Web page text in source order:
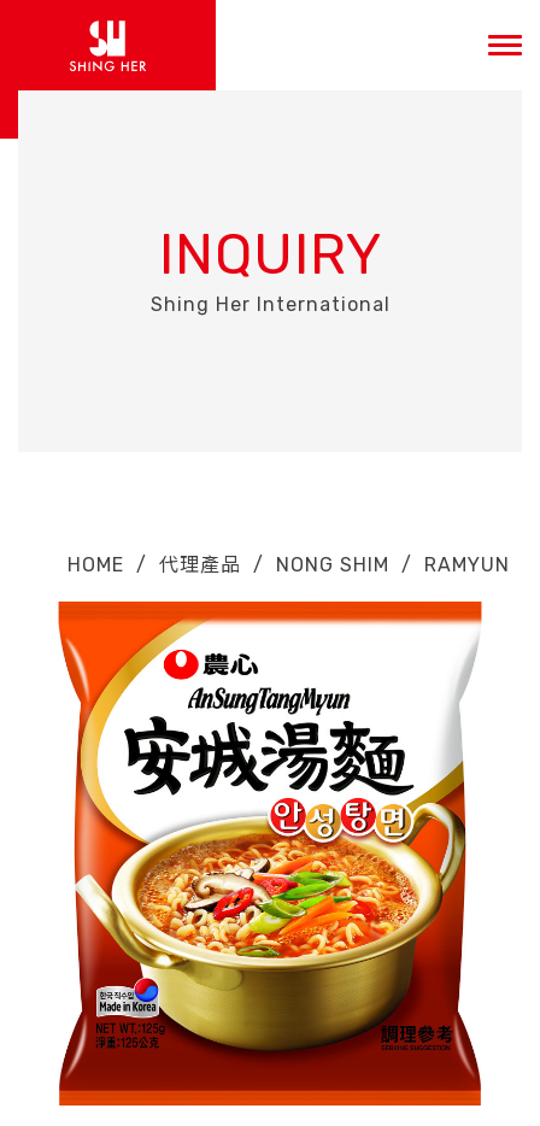
INQUIRY
Shing Her International
HOME / 代理產品 / NONG SHIM / RAMYUN